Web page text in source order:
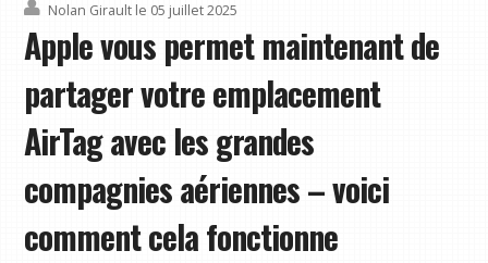
Nolan Girault le 05 juillet 2025
Apple vous permet maintenant de
partager votre emplacement
AirTag avec les grandes
compagnies aériennes – voici
comment cela fonctionne